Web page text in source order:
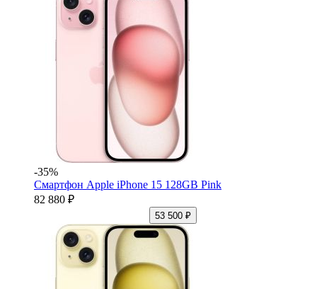
-35%
Смартфон Apple iPhone 15 128GB Pink
82 880 ₽
53 500 ₽